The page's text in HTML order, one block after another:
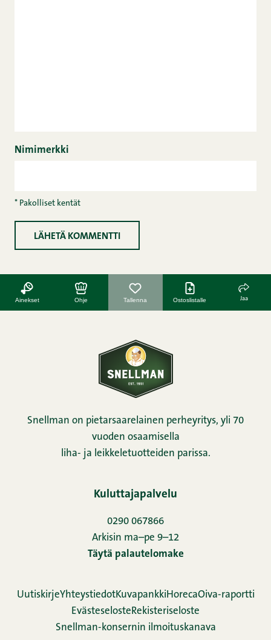
Nimimerkki
* Pakolliset kentät
Ainekset Ohje Tallenna Ostoslistalle Jaa
Snellman on pietarsaarelainen perheyritys, yli 70
vuoden osaamisella
liha- ja leikkeletuotteiden parissa.
Kuluttajapalvelu
0290 067866
Arkisin ma–pe 9–12
Täytä palautelomake
UutiskirjeYhteystiedotKuvapankki HorecaOiva-raportti
Evästeseloste Rekisteriseloste
Snellman-konsernin ilmoituskanava